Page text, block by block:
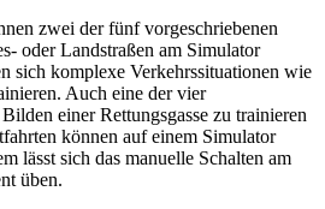
zwei der fünf vorgeschriebenen
oder Landstraßen am Simulator
sich komplexe Verkehrssituationen wie
Auch eine der vier
einer Rettungsgasse zu trainieren
können auf einem Simulator
lässt sich das manuelle Schalten am
üben.